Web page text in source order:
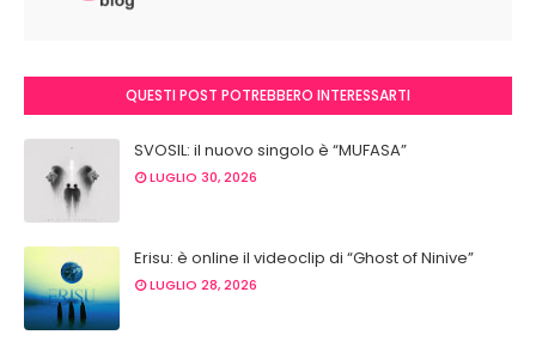
QUESTI POST POTREBBERO INTERESSARTI
SVOSIL: il nuovo singolo è “MUFASA”
LUGLIO 30, 2026
Erisu: è online il videoclip di “Ghost of Ninive”
LUGLIO 28, 2026